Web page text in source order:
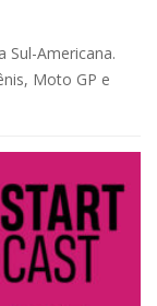
Sul-Americana.
Moto GP e